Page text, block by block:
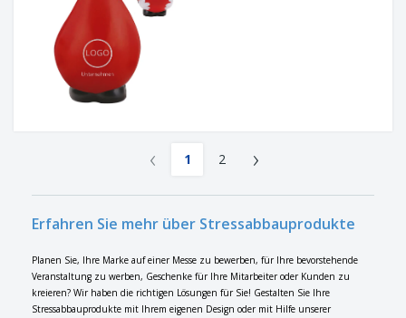
‹ 1 2 ›
Erfahren Sie mehr über Stressabbauprodukte
Planen Sie, Ihre Marke auf einer Messe zu bewerben, für Ihre bevorstehende
Veranstaltung zu werben, Geschenke für Ihre Mitarbeiter oder Kunden zu
kreieren? Wir haben die richtigen Lösungen für Sie! Gestalten Sie Ihre
Stressabbauprodukte mit Ihrem eigenen Design oder mit Hilfe unserer